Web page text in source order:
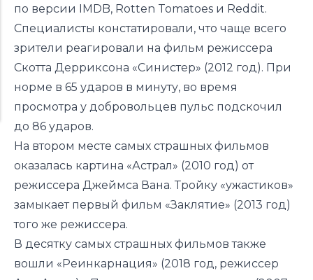
по версии IMDB, Rotten Tomatoes и Reddit.
Специалисты констатировали, что чаще всего
зрители реагировали на фильм режиссера
Скотта Дерриксона «Синистер» (2012 год). При
норме в 65 ударов в минуту, во время
просмотра у добровольцев пульс подскочил
до 86 ударов.
На втором месте самых страшных фильмов
оказалась картина «Астрал» (2010 год) от
режиссера Джеймса Вана. Тройку «ужастиков»
замыкает первый фильм «Заклятие» (2013 год)
того же режиссера.
В десятку самых страшных фильмов также
вошли «Реинкарнация» (2018 год, режиссер